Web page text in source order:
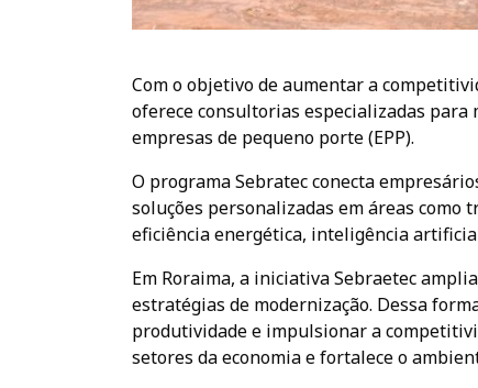
Com o objetivo de aumentar a
oferece consultorias especializadas
empresas de pequeno porte (EPP).
O programa Sebratec conecta
soluções personalizadas em áreas
eficiência energética, inteligência
Em Roraima, a iniciativa Sebraetec
estratégias de modernização. Dessa
produtividade e impulsionar a
setores da economia e fortalece o